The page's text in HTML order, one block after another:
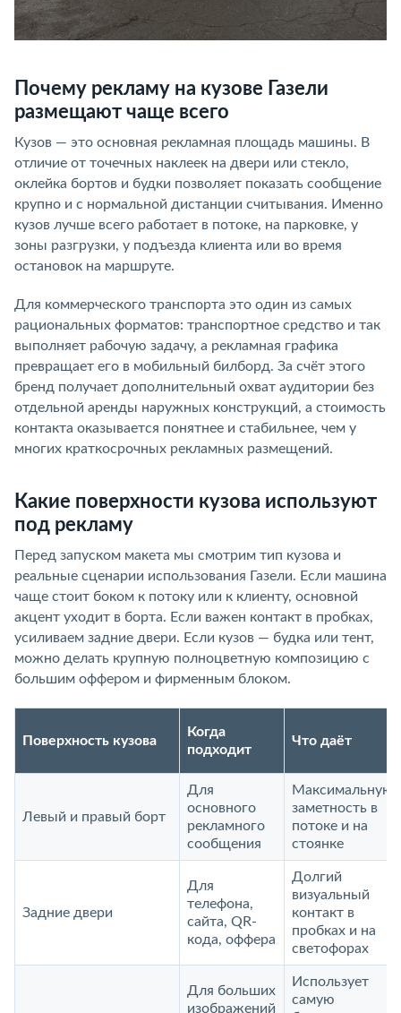
Почему рекламу на кузове Газели
размещают чаще всего
Кузов — это основная рекламная площадь машины. В
отличие от точечных наклеек на двери или стекло,
оклейка бортов и будки позволяет показать сообщение
крупно и с нормальной дистанции считывания. Именно
кузов лучше всего работает в потоке, на парковке, у
зоны разгрузки, у подъезда клиента или во время
остановок на маршруте.
Для коммерческого транспорта это один из самых
рациональных форматов: транспортное средство и так
выполняет рабочую задачу, а рекламная графика
превращает его в мобильный билборд. За счёт этого
бренд получает дополнительный охват аудитории без
отдельной аренды наружных конструкций, а стоимость
контакта оказывается понятнее и стабильнее, чем у
многих краткосрочных рекламных размещений.
Какие поверхности кузова используют
под рекламу
Перед запуском макета мы смотрим тип кузова и
реальные сценарии использования Газели. Если машина
чаще стоит боком к потоку или к клиенту, основной
акцент уходит в борта. Если важен контакт в пробках,
усиливаем задние двери. Если кузов — будка или тент,
можно делать крупную полноцветную композицию с
большим оффером и фирменным блоком.
Поверхность кузова
Когда
подходит
Что даёт
Левый и правый борт
Для
основного
рекламного
сообщения
Максимальную
заметность в
потоке и на
стоянке
Задние двери
Для
телефона,
сайта, QR-
кода, оффера
Долгий
визуальный
контакт в
пробках и на
светофорах
Для больших
изображений
Использует
самую